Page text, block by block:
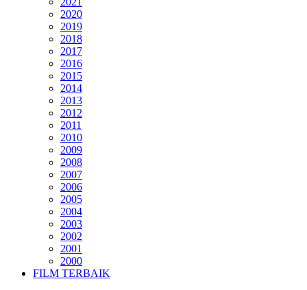
2020
2019
2018
2017
2016
2015
2014
2013
2012
2011
2010
2009
2008
2007
2006
2005
2004
2003
2002
2001
2000
FILM TERBAIK